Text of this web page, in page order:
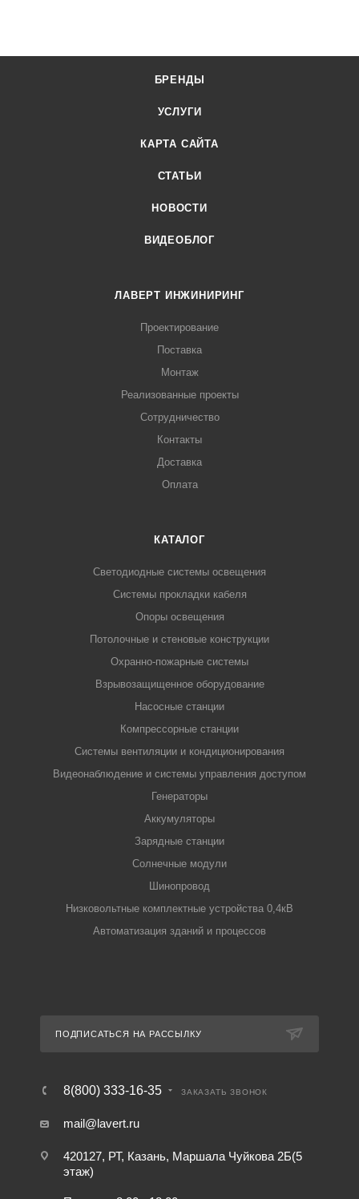
БРЕНДЫ
УСЛУГИ
КАРТА САЙТА
СТАТЬИ
НОВОСТИ
ВИДЕОБЛОГ
ЛАВЕРТ ИНЖИНИРИНГ
Проектирование
Поставка
Монтаж
Реализованные проекты
Сотрудничество
Контакты
Доставка
Оплата
КАТАЛОГ
Светодиодные системы освещения
Системы прокладки кабеля
Опоры освещения
Потолочные и стеновые конструкции
Охранно-пожарные системы
Взрывозащищенное оборудование
Насосные станции
Компрессорные станции
Системы вентиляции и кондиционирования
Видеонаблюдение и системы управления доступом
Генераторы
Аккумуляторы
Зарядные станции
Солнечные модули
Шинопровод
Низковольтные комплектные устройства 0,4кВ
Автоматизация зданий и процессов
ПОДПИСАТЬСЯ НА РАССЫЛКУ
8(800) 333-16-35 ЗАКАЗАТЬ ЗВОНОК
mail@lavert.ru
420127, РТ, Казань, Маршала Чуйкова 2Б(5
этаж)